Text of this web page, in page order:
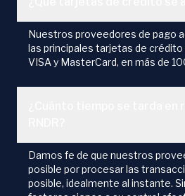
Nuestros proveedores de pago
las principales tarjetas de crédito
VISA y MasterCard, en más de
Damos fe de que nuestros
posible por procesar las
posible, idealmente al instante.